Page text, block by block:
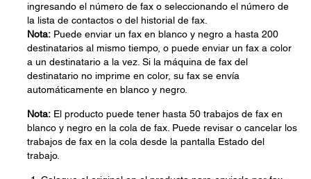
ingresando el número de fax o seleccionando el número de
la lista de contactos o del historial de fax.
Nota: Puede enviar un fax en blanco y negro a hasta 200
destinatarios al mismo tiempo, o puede enviar un fax a color
a un destinatario a la vez. Si la máquina de fax del
destinatario no imprime en color, su fax se envía
automáticamente en blanco y negro.
Nota: El producto puede tener hasta 50 trabajos de fax en
blanco y negro en la cola de fax. Puede revisar o cancelar los
trabajos de fax en la cola desde la pantalla Estado del
trabajo.